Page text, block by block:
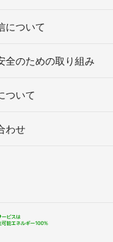
について
全のための取り組み
ついて
わせ